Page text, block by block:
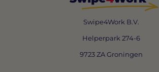
Swipe4Work B.V.
Helperpark 274-6
9723 ZA Groningen